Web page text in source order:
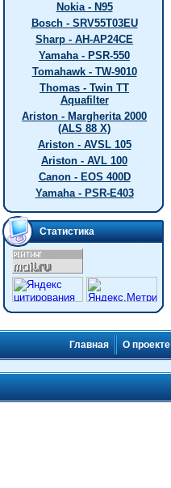
Nokia - N95
Bosch - SRV55T03EU
Sharp - AH-AP24CE
Yamaha - PSR-550
Tomahawk - TW-9010
Thomas - Twin TT
Aquafilter
Ariston - Margherita 2000
(ALS 88 X)
Ariston - AVSL 105
Ariston - AVL 100
Canon - EOS 400D
Yamaha - PSR-E403
Статистика
Главная О проекте